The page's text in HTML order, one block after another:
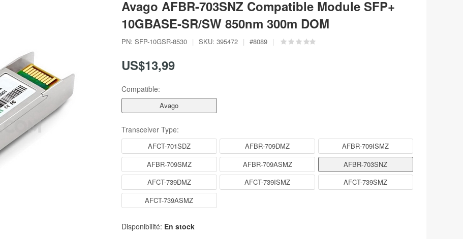
Avago AFBR-703SNZ Compatible Module SFP+
10GBASE-SR/SW 850nm 300m DOM
PN: SFP-10GSR-8530 | SKU: 395472 | #8089 |
US$13,99
Compatible:
Avago
Transceiver Type:
AFCT-701SDZ AFBR-709DMZ
AFBR-709ISMZ
AFBR-709SMZ
AFBR-709ASMZ
AFBR-703SNZ
AFCT-739DMZ
AFCT-739ISMZ
AFCT-739SMZ
AFCT-739ASMZ
Disponibilité: En stock